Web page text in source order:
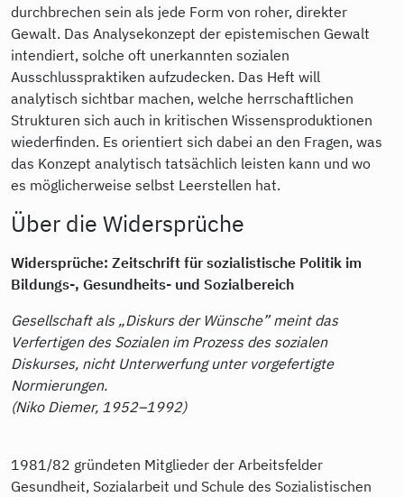
durchbrechen sein als jede Form von roher, direkter
Gewalt. Das Analysekonzept der epistemischen Gewalt
intendiert, solche oft unerkannten sozialen
Ausschlusspraktiken aufzudecken. Das Heft will
analytisch sichtbar machen, welche herrschaftlichen
Strukturen sich auch in kritischen Wissensproduktionen
wiederfinden. Es orientiert sich dabei an den Fragen, was
das Konzept analytisch tatsächlich leisten kann und wo
es möglicherweise selbst Leerstellen hat.
Über die Widersprüche
Widersprüche: Zeitschrift für sozialistische Politik im
Bildungs-, Gesundheits- und Sozialbereich
Gesellschaft als „Diskurs der Wünsche” meint das
Verfertigen des Sozialen im Prozess des sozialen
Diskurses, nicht Unterwerfung unter vorgefertigte
Normierungen.
(Niko Diemer, 1952–1992)
1981/82 gründeten Mitglieder der Arbeitsfelder
Gesundheit, Sozialarbeit und Schule des Sozialistischen